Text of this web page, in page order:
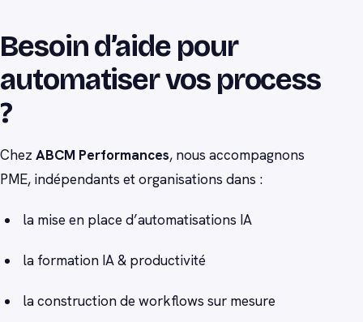
Besoin d’aide pour
automatiser vos process
?
Chez ABCM Performances, nous accompagnons
PME, indépendants et organisations dans :
la mise en place d’automatisations IA
la formation IA & productivité
la construction de workflows sur mesure